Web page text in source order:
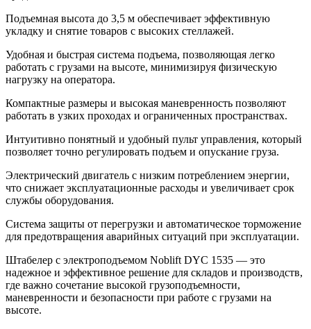
Подъемная высота до 3,5 м обеспечивает эффективную
укладку и снятие товаров с высоких стеллажей.
Удобная и быстрая система подъема, позволяющая легко
работать с грузами на высоте, минимизируя физическую
нагрузку на оператора.
Компактные размеры и высокая маневренность позволяют
работать в узких проходах и ограниченных пространствах.
Интуитивно понятный и удобный пульт управления, который
позволяет точно регулировать подъем и опускание груза.
Электрический двигатель с низким потреблением энергии,
что снижает эксплуатационные расходы и увеличивает срок
службы оборудования.
Система защиты от перегрузки и автоматическое торможение
для предотвращения аварийных ситуаций при эксплуатации.
Штабелер с электроподъемом Noblift DYC 1535 — это
надежное и эффективное решение для складов и производств,
где важно сочетание высокой грузоподъемности,
маневренности и безопасности при работе с грузами на
высоте.